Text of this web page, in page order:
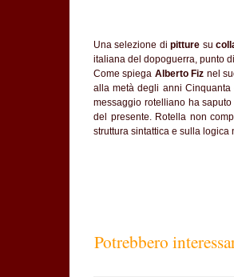
Una selezione dipitture su
italiana del dopoguerra, punto
Come spiega Alberto Fiz nel
alla metà degli anni Cinquanta
messaggio rotelliano ha
del presente. Rotella non
struttura sintattica e sulla logica
Potrebbero